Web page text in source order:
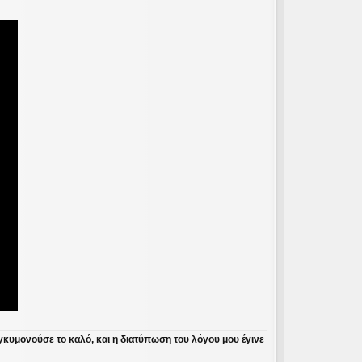
το καλό, και η διατύπωση του λόγου μου έγινε